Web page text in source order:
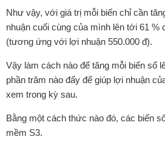
Như vậy, với giá trị mỗi biến chỉ cần
nhuận cuối cùng của mình lên tới 61 %
(tương ứng với lợi nhuận 550.000 đ).
Vậy làm cách nào để tăng mỗi biến số
phần trăm nào đấy để giúp lợi nhuận
xem trong kỳ sau.
Bằng một cách thức nào đó, các biến
mềm S3.